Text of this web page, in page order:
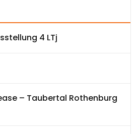
4 LTj
– Taubertal Rothenburg